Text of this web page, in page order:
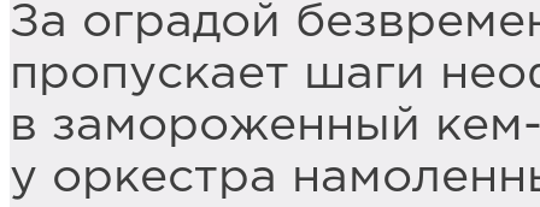
За оградой
пропускает шаги
в замороженный
у оркестра